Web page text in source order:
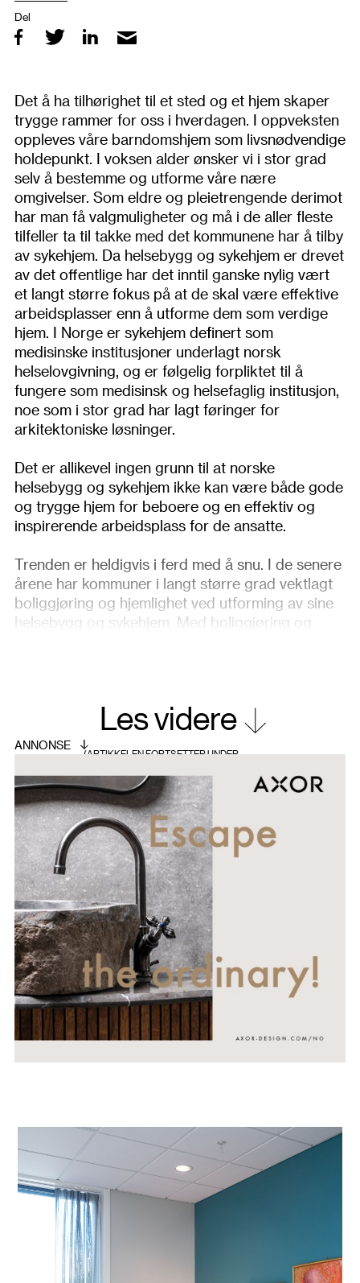
Del
Det å ha tilhørighet til et sted og et hjem skaper
trygge rammer for oss i hverdagen. I oppveksten
oppleves våre barndomshjem som livsnødvendige
holdepunkt. I voksen alder ønsker vi i stor grad
selv å bestemme og utforme våre nære
omgivelser. Som eldre og pleietrengende derimot
har man få valgmuligheter og må i de aller fleste
tilfeller ta til takke med det kommunene har å tilby
av sykehjem. Da helsebygg og sykehjem er drevet
av det offentlige har det inntil ganske nylig vært
et langt større fokus på at de skal være effektive
arbeidsplasser enn å utforme dem som verdige
hjem. I Norge er sykehjem definert som
medisinske institusjoner underlagt norsk
helselovgivning, og er følgelig forpliktet til å
fungere som medisinsk og helsefaglig institusjon,
noe som i stor grad har lagt føringer for
arkitektoniske løsninger.
Det er allikevel ingen grunn til at norske
helsebygg og sykehjem ikke kan være både gode
og trygge hjem for beboere og en effektiv og
inspirerende arbeidsplass for de ansatte.
Trenden er heldigvis i ferd med å snu. I de senere
årene har kommuner i langt større grad vektlagt
boliggjøring og hjemlighet ved utforming av sine
helsebygg og sykehjem. Med boliggjøring og
gjør dette spesielt viktig da hjemlige omgivelser
har vist seg å ha positiv innvirkning på dementes
adferd. Det er en kjent utfordring at eldre
generelt og demente spesielt mistrives og har en
utagerende oppførsel i situasjoner som oppleves
som fremmed og ugjenkjennelig. Videre tilsier
utviklingen innen eldreomsorgen at eldre bor
lengre i egen bolig og at beboerne dermed er
sykere når de kommer på hjem. Følgelig er det
avgjørende å skape lune og trygge omgivelser for
beboerne i deres siste livsfase.
Det å utforme helsebygg og sykehjem handler i
stor grad om å utforme romlige løsninger som tar
vare på og omfavner beboere, som skaper
omgivelser og en atmosfære som gir mulighet for
ro, avslapning, aktivitet og sosialt samvær i det
overflater og materialitet. I motsetning til det
glatte og harde, samt løsninger av høy
håndverksmessig kvalitet, ikke ulikt det vi ville hatt
i våre egne hjem. I tillegg er variasjoner i farge-
og materialbruk med på å skape ulike miljøer i
beboerarealene og dermed mindre monotoni i
beboernes hverdag.
Det vitenskapelige grunnlaget for tiltak innenfor
Les videre